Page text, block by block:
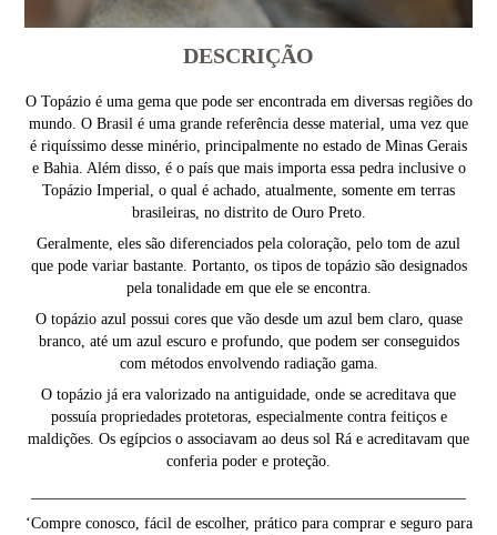
DESCRIÇÃO
O Topázio é uma gema que pode ser encontrada em diversas regiões do
mundo. O Brasil é uma grande referência desse material, uma vez que
é riquíssimo desse minério, principalmente no estado de Minas Gerais
e Bahia. Além disso, é o país que mais importa essa pedra inclusive o
Topázio Imperial, o qual é achado, atualmente, somente em terras
brasileiras, no distrito de Ouro Preto.
Geralmente, eles são diferenciados pela coloração, pelo tom de azul
que pode variar bastante. Portanto, os tipos de topázio são designados
pela tonalidade em que ele se encontra.
O topázio azul possui cores que vão desde um azul bem claro, quase
branco, até um azul escuro e profundo, que podem ser conseguidos
com métodos envolvendo radiação gama.
O topázio já era valorizado na antiguidade, onde se acreditava que
possuía propriedades protetoras, especialmente contra feitiços e
maldições. Os egípcios o associavam ao deus sol Rá e acreditavam que
conferia poder e proteção.
‘Compre conosco, fácil de escolher, prático para comprar e seguro para